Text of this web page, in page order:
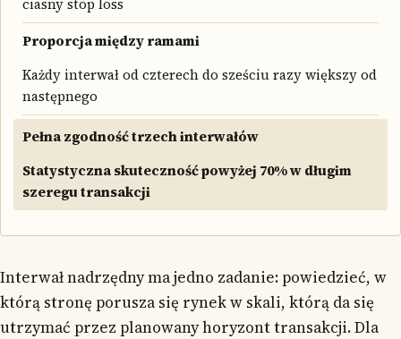
Proporcja między ramami
Każdy interwał od czterech do sześciu razy większy od
następnego
Pełna zgodność trzech interwałów
Statystyczna skuteczność powyżej 70% w długim
szeregu transakcji
Interwał nadrzędny ma jedno zadanie: powiedzieć, w
którą stronę porusza się rynek w skali, którą da się
utrzymać przez planowany horyzont transakcji. Dla